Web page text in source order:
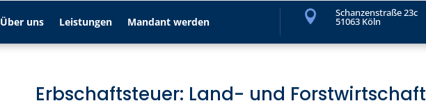
Über uns Leistungen Mandant werden  Schanzenstraße 23c
51063 Köln
Erbschaftsteuer: Land- und Forstwirtschaft